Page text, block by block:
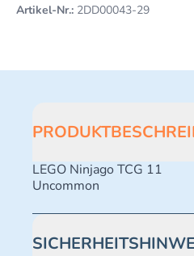
Artikel-Nr.: 2DD00043-29
LEGO Ninjago TCG 11
Uncommon